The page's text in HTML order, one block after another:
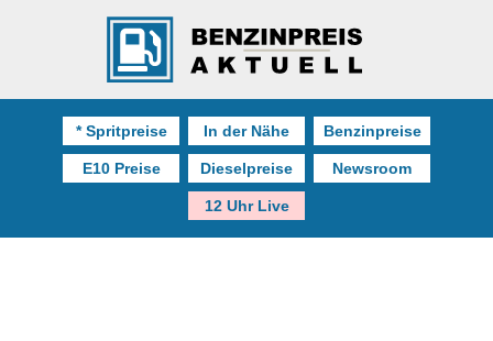
* Spritpreise In der Nähe Benzinpreise
E10 Preise Dieselpreise Newsroom
12 Uhr Live